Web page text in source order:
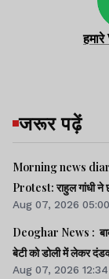
जरूर पढ़ें
Morning news
Protest: राहुल गांधी ने
आंदोलन: छात्र
CEO से पूछा- विनय
वीडियो.
Aug 07, 2026
Deoghar News :
बेटी को डोली में लेकर
Aug 07, 2026